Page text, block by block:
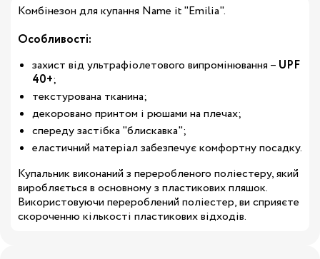
Комбінезон для купання Name it "Emilia".
Особливості:
захист від ультрафіолетового випромінювання – UPF
40+;
текстурована тканина;
декоровано принтом і рюшами на плечах;
спереду застібка "блискавка";
еластичний матеріал забезпечує комфортну посадку.
Купальник виконаний з переробленого поліестеру, який
виробляється в основному з пластикових пляшок.
Використовуючи перероблений поліестер, ви сприяєте
скороченню кількості пластикових відходів.